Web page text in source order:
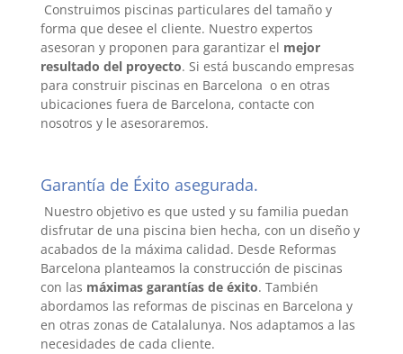
Construimos piscinas particulares del tamaño y
forma que desee el cliente. Nuestro expertos
asesoran y proponen para garantizar el mejor
resultado del proyecto. Si está buscando empresas
para construir piscinas en Barcelona o en otras
ubicaciones fuera de Barcelona, contacte con
nosotros y le asesoraremos.
Garantía de Éxito asegurada.
Nuestro objetivo es que usted y su familia puedan
disfrutar de una piscina bien hecha, con un diseño y
acabados de la máxima calidad. Desde Reformas
Barcelona planteamos la construcción de piscinas
con las máximas garantías de éxito. También
abordamos las reformas de piscinas en Barcelona y
en otras zonas de Catalalunya. Nos adaptamos a las
necesidades de cada cliente.